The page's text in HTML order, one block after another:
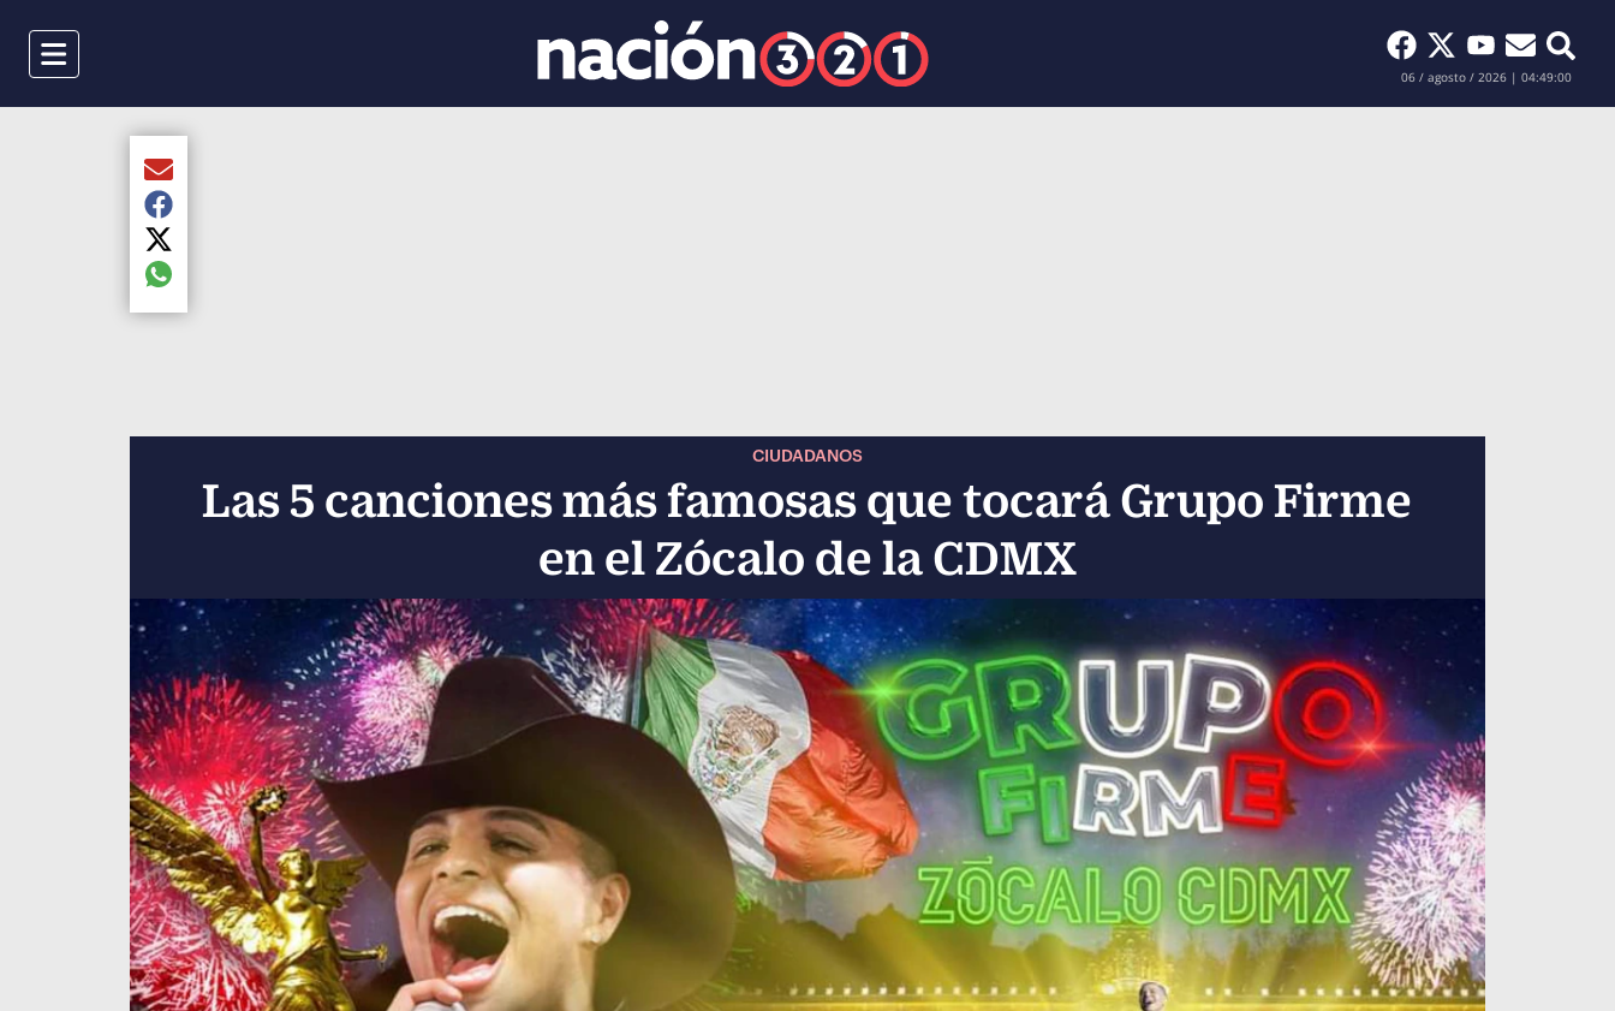
Menu Buscar
06 / agosto / 2026 | 04:49:01
CIUDADANOS
Las 5 canciones más famosas que tocará Grupo Firme
en el Zócalo de la CDMX
Compartir el artículo actual mediante Email
Compartir el artículo actual mediante Facebook
Compartir el artículo actual mediante Twitter
Compartir el artículo actual mediante global.social-whatsapp